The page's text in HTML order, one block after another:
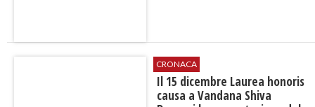
CRONACA
Il 15 dicembre Laurea honoris
causa a Vandana Shiva